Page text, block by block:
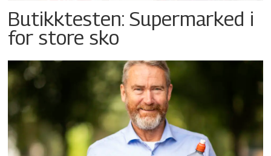
Butikktesten: Supermarked i
for store sko